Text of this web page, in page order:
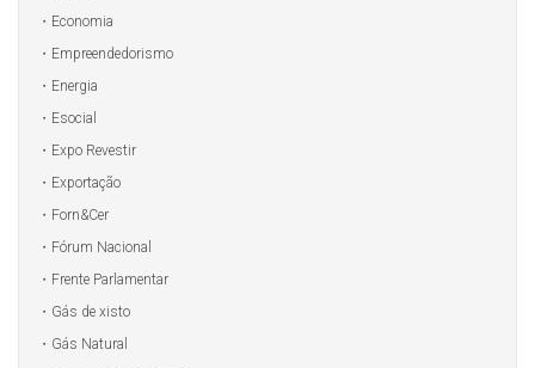
Economia
Empreendedorismo
Energia
Esocial
Expo Revestir
Exportação
Forn&Cer
Fórum Nacional
Frente Parlamentar
Gás de xisto
Gás Natural